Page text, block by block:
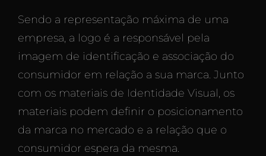
Sendo a representação máxima de uma
empresa, a logo é a responsável pela
imagem de identificação e associação do
consumidor em relação a sua marca. Junto
com os materiais de Identidade Visual, os
materiais podem definir o posicionamento
da marca no mercado e a relação que o
consumidor espera da mesma.